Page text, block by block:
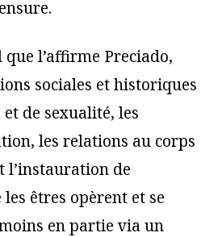
l’affirme Preciado,
sociales et historiques
de sexualité, les
les relations au corps
l’instauration de
êtres opèrent et se
en partie via un